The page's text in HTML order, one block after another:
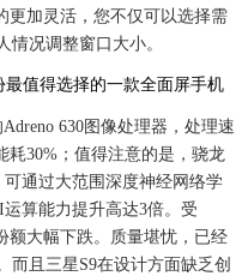
更加灵活，您不仅可以选择需
情况调整窗口大小。
630图像处理器，处理速
耗30%；值得注意的是，骁龙
通过大范围深度神经网络学
算能力提升高达3倍。受
额大幅下跌。质量堪忧，已经
而且三星S9在设计方面缺乏创